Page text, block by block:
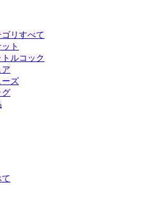
リすべて
ト
ルコック
ーズ
グ